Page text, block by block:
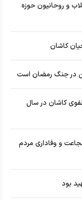
و روحانیون حوزه
کاشان
در جنگ رمضان است
کاشان در سال
و وفاداری مردم
بود